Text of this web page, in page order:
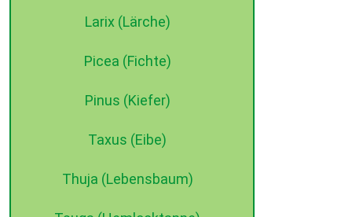
Larix (Lärche)
Picea (Fichte)
Pinus (Kiefer)
Taxus (Eibe)
Thuja (Lebensbaum)